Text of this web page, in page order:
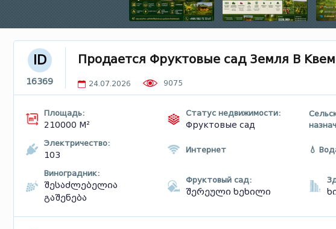
ID
16369
Продается Фруктовые сад Земля В
24.07.2026 9075
Площадь:
210000 М²
Статус недвижимости:
Фруктовые сад
Электричество:
103
Интернет 💧
Виноградник:
შესაძლებელია
გაშენება
Фруктовый сад:
შერეული ხეხილი